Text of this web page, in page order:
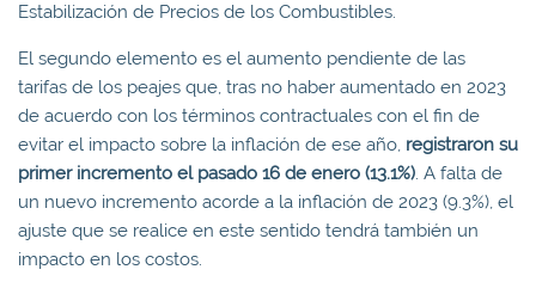
Estabilización de Precios de los Combustibles.
El segundo elemento es el aumento pendiente de las
tarifas de los peajes que, tras no haber aumentado en 2023
de acuerdo con los términos contractuales con el fin de
evitar el impacto sobre la inflación de ese año, registraron su
primer incremento el pasado 16 de enero (13.1%). A falta de
un nuevo incremento acorde a la inflación de 2023 (9.3%), el
ajuste que se realice en este sentido tendrá también un
impacto en los costos.